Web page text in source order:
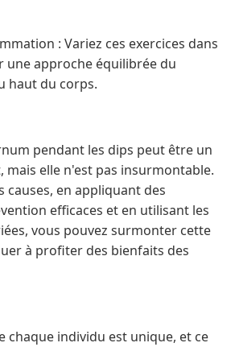
: Variez ces exercices dans
approche équilibrée du
haut du corps.
pendant les dips peut être un
elle n'est pas insurmontable.
causes, en appliquant des
efficaces et en utilisant les
vous pouvez surmonter cette
à profiter des bienfaits des
chaque individu est unique, et ce